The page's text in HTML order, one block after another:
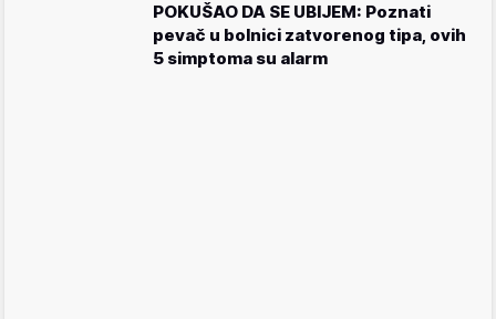
POKUŠAO DA SE UBIJEM: Poznati
pevač u bolnici zatvorenog tipa, ovih
5 simptoma su alarm